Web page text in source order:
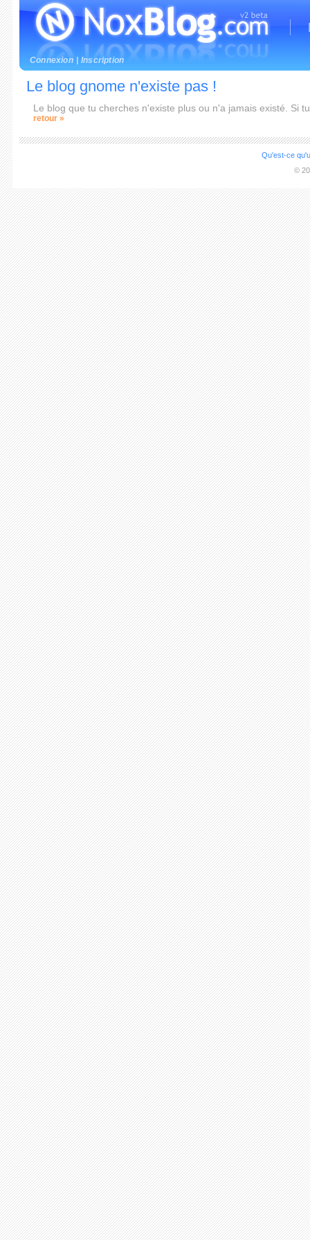
Connexion Inscription
Le blog gnome n'existe pas !
Le blog que tu cherches n'existe plus ou n'a jamais existé. Si
retour »
Qu'est-ce
©